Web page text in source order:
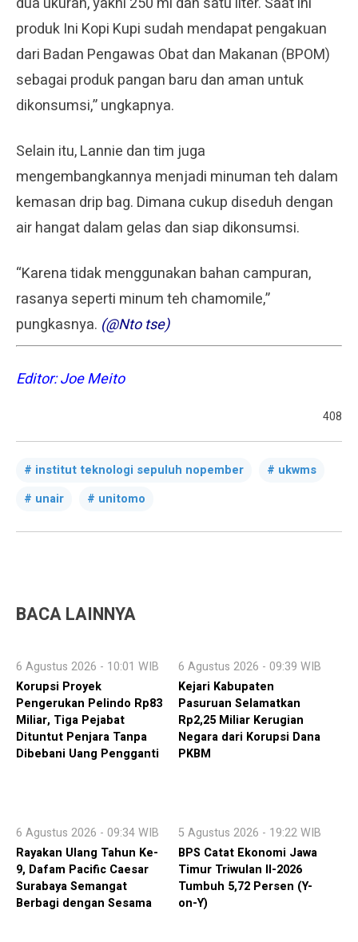
produk Ini Kopi Kupi sudah mendapat pengakuan
dari Badan Pengawas Obat dan Makanan (BPOM)
sebagai produk pangan baru dan aman untuk
dikonsumsi,” ungkapnya.
Selain itu, Lannie dan tim juga
mengembangkannya menjadi minuman teh dalam
kemasan drip bag. Dimana cukup diseduh dengan
air hangat dalam gelas dan siap dikonsumsi.
“Karena tidak menggunakan bahan campuran,
rasanya seperti minum teh chamomile,”
pungkasnya. (@Nto tse)
Editor: Joe Meito
408
institut teknologi sepuluh nopember
ukwms
unair
unitomo
BACA LAINNYA
6 Agustus 2026 - 10:01 WIB
Korupsi Proyek
Pengerukan Pelindo Rp83
Miliar, Tiga Pejabat
Dituntut Penjara Tanpa
Dibebani Uang Pengganti
6 Agustus 2026 - 09:39 WIB
Kejari Kabupaten
Pasuruan Selamatkan
Rp2,25 Miliar Kerugian
Negara dari Korupsi Dana
PKBM
6 Agustus 2026 - 09:34 WIB
Rayakan Ulang Tahun Ke-
9, Dafam Pacific Caesar
Surabaya Semangat
Berbagi dengan Sesama
5 Agustus 2026 - 19:22 WIB
BPS Catat Ekonomi Jawa
Timur Triwulan II-2026
Tumbuh 5,72 Persen (Y-
on-Y)